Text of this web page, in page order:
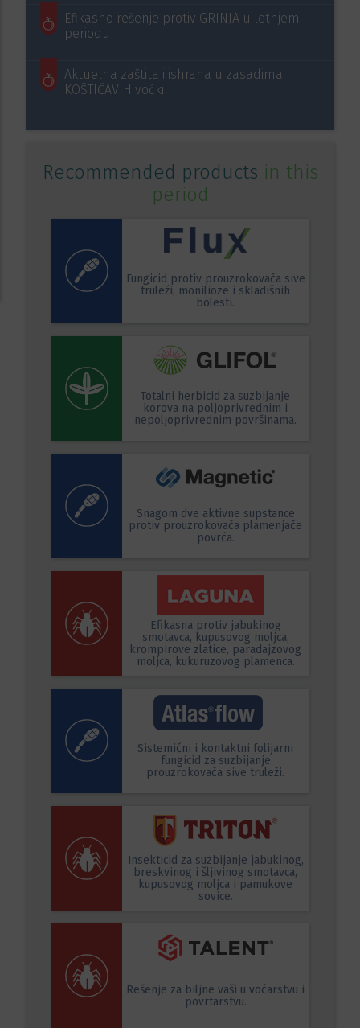
Efikasno rešenje protiv GRINJA u letnjem
periodu
Aktuelna zaštita i ishrana u zasadima
KOŠTIČAVIH voćki
Recommended products in this
period
Fungicid protiv prouzrokovača sive
truleži, monilioze i skladišnih
bolesti.
Totalni herbicid za suzbijanje
korova na poljoprivrednim i
nepoljoprivrednim površinama.
Snagom dve aktivne supstance
protiv prouzrokovača plamenjače
povrća.
Efikasna protiv jabukinog
smotavca, kupusovog moljca,
krompirove zlatice, paradajzovog
moljca, kukuruzovog plamenca.
Sistemični i kontaktni folijarni
fungicid za suzbijanje
prouzrokovača sive truleži.
Insekticid za suzbijanje jabukinog,
breskvinog i šljivinog smotavca,
kupusovog moljca i pamukove
sovice.
Rešenje za biljne vaši u voćarstvu i
povrtarstvu.